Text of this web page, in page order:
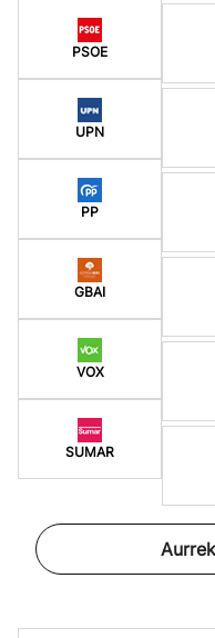
PSOE
UPN
PP
GBAI
VOX
SUMAR